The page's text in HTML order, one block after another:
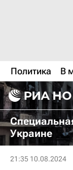
Политика В
Украине
21:35 10.08.2024